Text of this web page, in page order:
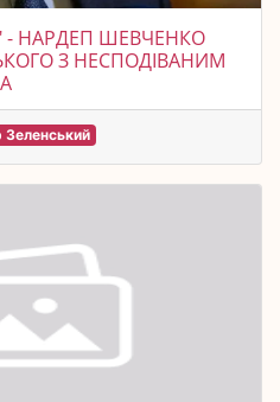
- НАРДЕП ШЕВЧЕНКО
З НЕСПОДІВАНИМ